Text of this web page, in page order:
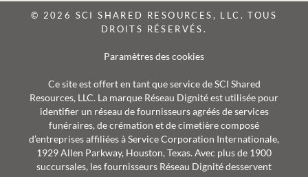
© 2026 SCI SHARED RESOURCES, LLC. TOUS
DROITS RÉSERVÉS.
Paramètres des cookies
Ce site est offert en tant que service de SCI Shared
Resources, LLC. La marque Réseau Dignité est utilisée pour
identifier un réseau de fournisseurs agréés de services
funéraires, de crémation et de cimetière composé
d’entreprises affiliées à Service Corporation Internationale,
1929 Allen Parkway, Houston, Texas. Avec plus de 1900
succursales, les fournisseurs Réseau Dignité desservent